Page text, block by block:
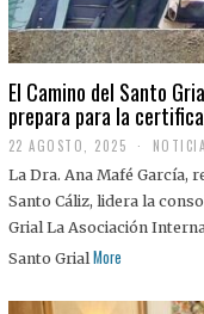
El Camino del Santo
prepara para la
22 AGOSTO, 2025
2
A
G
O
S
2
La Dra. Ana Mafé García,
Santo Cáliz, lidera la
Grial La Asociación
Santo Grial More